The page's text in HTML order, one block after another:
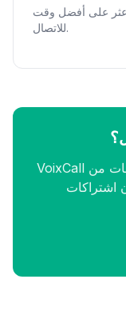
على أفضل وقت
للاتصال.
VoixCall يجعل الاتصال الدولي بسيطًا مع مكالمات من